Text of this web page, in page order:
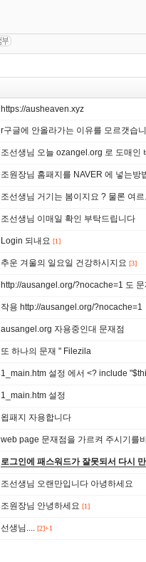
https://ausheaven.xyz
r구글에 안올라가는 이유를 모르갯습
조선생님 오늘 ozangel.org 로 도매인
조원장님 홈패지를 NAVER 에 넣는방
조선생님 거기는 봄이지요 ? 물론 여
조선생님 이매일 확인 부탁드립니다
Login 되내요 [1]
추운 겨울의 일요일 건강하시지요 [3]
http://ausangel.org/?nocache=1 도
작용 http://ausangel.org/?nocache=1
ausangel.org 자용중인대 문재점
또 하나의 문재 " Filezila
1_main.htm 설정 에서 <? include
1_main.htm 설정
욉패지 자용합니다
web page 문재점을 가르켜 주시기를
로그인에 패스워드가 잘못되서 다시
조선생님 오랜만입니다 아녕하세요
조원장님 안녕하세요 [1]
선생님.... [2]+1